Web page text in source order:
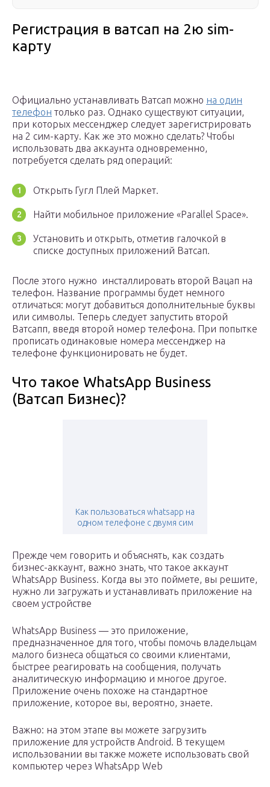
Регистрация в ватсап на 2ю sim-
карту
Официально устанавливать Ватсап можно на один
телефон только раз. Однако существуют ситуации,
при которых мессенджер следует зарегистрировать
на 2 сим-карту. Как же это можно сделать? Чтобы
использовать два аккаунта одновременно,
потребуется сделать ряд операций:
Открыть Гугл Плей Маркет.
Найти мобильное приложение «Parallel Space».
Установить и открыть, отметив галочкой в
списке доступных приложений Ватсап.
После этого нужно инсталлировать второй Вацап на
телефон. Название программы будет немного
отличаться: могут добавиться дополнительные буквы
или символы. Теперь следует запустить второй
Ватсапп, введя второй номер телефона. При попытке
прописать одинаковые номера мессенджер на
телефоне функционировать не будет.
Что такое WhatsApp Business
(Ватсап Бизнес)?
Как пользоваться whatsapp на
одном телефоне с двумя сим
Прежде чем говорить и объяснять, как создать
бизнес-аккаунт, важно знать, что такое аккаунт
WhatsApp Business. Когда вы это поймете, вы решите,
нужно ли загружать и устанавливать приложение на
своем устройстве
WhatsApp Business — это приложение,
предназначенное для того, чтобы помочь владельцам
малого бизнеса общаться со своими клиентами,
быстрее реагировать на сообщения, получать
аналитическую информацию и многое другое.
Приложение очень похоже на стандартное
приложение, которое вы, вероятно, знаете.
Важно: на этом этапе вы можете загрузить
приложение для устройств Android. В текущем
использовании вы также можете использовать свой
компьютер через WhatsApp Web